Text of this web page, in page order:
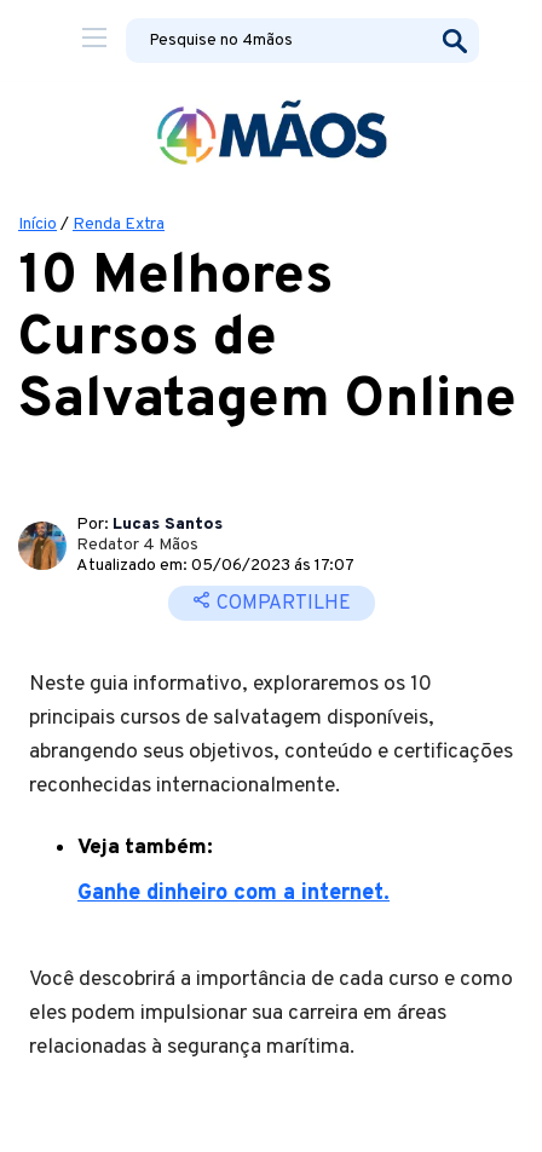
Início / Renda Extra
10 Melhores
Cursos de
Salvatagem Online
Por: Lucas Santos
Redator 4 Mãos
Atualizado em: 05/06/2023 ás 17:07
COMPARTILHE
Neste guia informativo, exploraremos os 10
principais cursos de salvatagem disponíveis,
abrangendo seus objetivos, conteúdo e certificações
reconhecidas internacionalmente.
Veja também:
Ganhe dinheiro com a internet.
Você descobrirá a importância de cada curso e como
eles podem impulsionar sua carreira em áreas
relacionadas à segurança marítima.